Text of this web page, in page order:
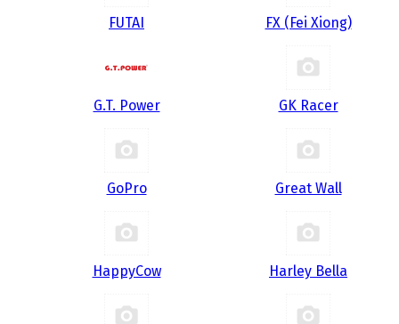
FUTAI FX (Fei Xiong)
G.T. Power GK Racer
GoPro Great Wall
HappyCow Harley Bella